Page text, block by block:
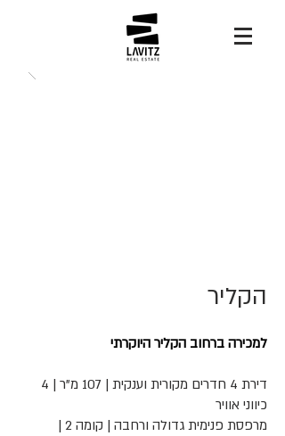
הקליר
למכירה ברחוב הקליר היוקרתי
דירת 4 חדרים מקורית וענקית | 107 מ"ר | 4
כיווני אוויר
מרפסת פנימית גדולה ורחבה | קומה 2 |